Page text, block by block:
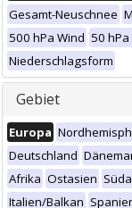
Gesamt-Neuschnee
500 hPa Wind 50 hPa
Niederschlagsform
Gebiet
Europa
Deutschland
Afrika Ostasien
Italien/Balkan